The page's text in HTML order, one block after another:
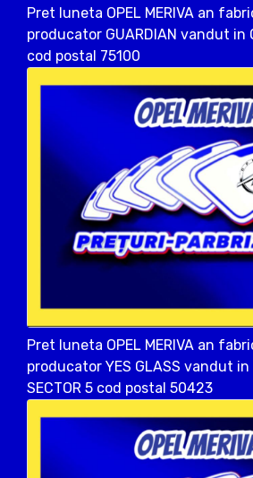
Pret luneta OPEL MERIVA an
producator GUARDIAN vandut in
cod postal 75100
Pret luneta OPEL MERIVA an
producator YES GLASS vandut
SECTOR 5 cod postal 50423